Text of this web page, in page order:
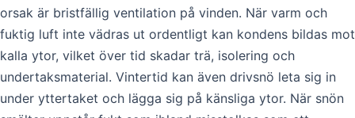
orsak är bristfällig ventilation på vinden. När varm och
fuktig luft inte vädras ut ordentligt kan kondens bildas mot
kalla ytor, vilket över tid skadar trä, isolering och
undertaksmaterial. Vintertid kan även drivsnö leta sig in
under yttertaket och lägga sig på känsliga ytor. När snön